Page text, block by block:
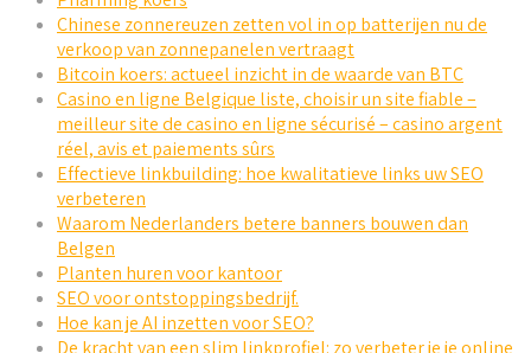
Chinese zonnereuzen zetten vol in op batterijen nu de
verkoop van zonnepanelen vertraagt
Bitcoin koers: actueel inzicht in de waarde van BTC
Casino en ligne Belgique liste, choisir un site fiable –
meilleur site de casino en ligne sécurisé – casino argent
réel, avis et paiements sûrs
Effectieve linkbuilding: hoe kwalitatieve links uw SEO
verbeteren
Waarom Nederlanders betere banners bouwen dan
Belgen
Planten huren voor kantoor
SEO voor ontstoppingsbedrijf.
Hoe kan je AI inzetten voor SEO?
De kracht van een slim linkprofiel: zo verbeter je je online